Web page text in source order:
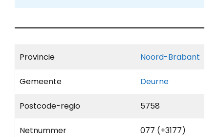
Provincie Noord-Brabant
Gemeente Deurne
Postcode-regio 5758
Netnummer 077 (+3177)